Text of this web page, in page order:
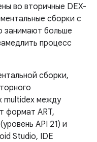
во вторичные DEX-
сборки с
занимают больше
процесс
сборки,
multidex между
формат ART,
API 21) и
Studio, IDE